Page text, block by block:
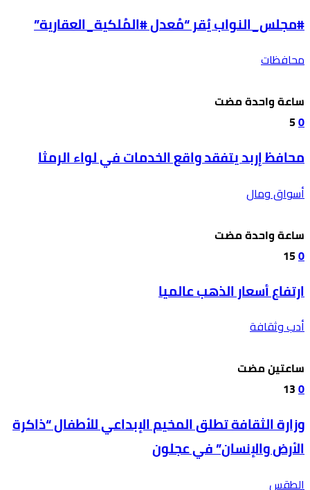
#مجلس_النواب يُقر “مُعدل #المُلكية_العقارية”
محافظات
‫‫‫‏‫ساعة واحدة مضت‬
0
5
محافظ إربد يتفقد واقع الخدمات في لواء الرمثا
أسواق ومال
‫‫‫‏‫ساعة واحدة مضت‬
0
15
ارتفاع أسعار الذهب عالميا
أدب وثقافة
‫‫‫‏‫ساعتين مضت‬
0
13
وزارة الثقافة تطلق المخيم الإبداعي للأطفال “ذاكرة
الأرض والإنسان” في عجلون
الطقس